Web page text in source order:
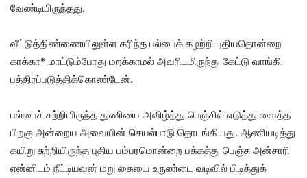
வேண்டியிருந்தது.
வீட்டுத்திண்ணையிலுள்ள கரிந்த பல்பைக் கழற்றி புதியதொன்றை
காக்கா* மாட்டும்போது மறக்காமல் அவரிடமிருந்து கேட்டு வாங்கி
பத்திரப்படுத்திக்கொண்டேன்.
பல்பைச் சுற்றியிருந்த துணியை அவிழ்த்து பெஞ்சில் எடுத்து வைத்த
பிறகு அன்றைய அவையின் செயல்பாடு தொடங்கியது. ஆணியடித்து
கயிறு சுற்றியிருந்த புதிய பம்பரமொன்றை பக்கத்து பெஞ்சு அன்சாரி
என்னிடம் நீட்டியவன் மறு கையை உருண்டை வடிவில் பிடித்துக்